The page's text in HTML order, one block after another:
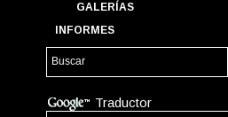
GALERÍAS
INFORMES
Traductor